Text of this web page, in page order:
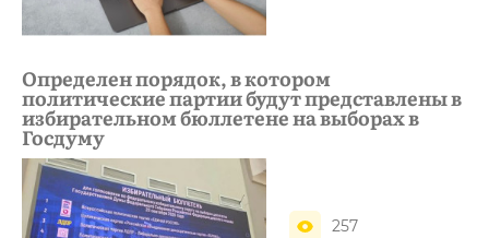
Определен порядок, в котором
политические партии будут представлены в
избирательном бюллетене на выборах в
Госдуму
257